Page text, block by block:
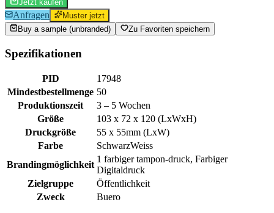
Jetzt kaufen
Anfragen
Muster jetzt
Buy a sample (unbranded)
Zu Favoriten speichern
Spezifikationen
PID
17948
Mindestbestellmenge 50
Produktionszeit
3 – 5 Wochen
Größe
103 x 72 x 120 (LxWxH)
Druckgröße
55 x 55mm (LxW)
Farbe
SchwarzWeiss
Brandingmöglichkeit
1 farbiger tampon-druck, Farbiger
Digitaldruck
Zielgruppe
Öffentlichkeit
Zweck
Buero